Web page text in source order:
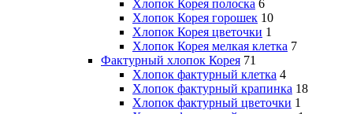
Хлопок Корея полоска 6
Хлопок Корея горошек 10
Хлопок Корея цветочки 1
Хлопок Корея мелкая клетка 7
Фактурный хлопок Корея 71
Хлопок фактурный клетка 4
Хлопок фактурный крапинка 18
Хлопок фактурный цветочки 1